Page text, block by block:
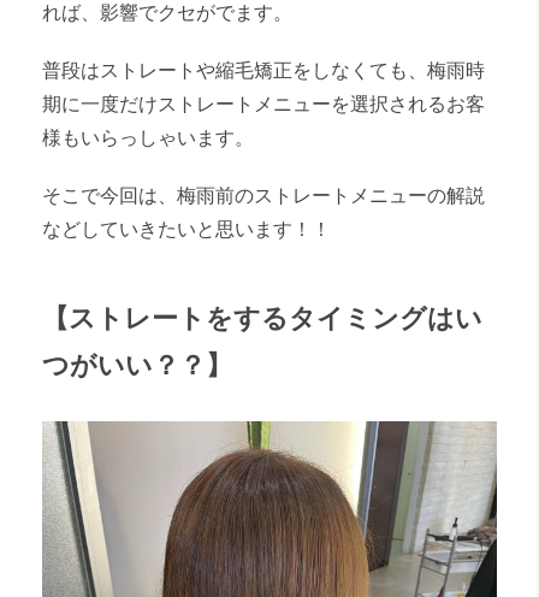
れば、影響でクセがでます。
普段はストレートや縮毛矯正をしなくても、梅雨時
期に一度だけストレートメニューを選択されるお客
様もいらっしゃいます。
そこで今回は、梅雨前のストレートメニューの解説
などしていきたいと思います！！
【ストレートをするタイミングはい
つがいい？？】